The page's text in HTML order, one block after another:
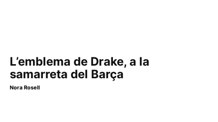
L’emblema de Drake, a la
samarreta del Barça
Nora Rosell